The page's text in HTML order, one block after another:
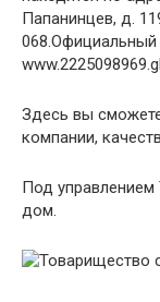
Папанинцев, д.
068.Официальный
Здесь вы
компании,
Под
дом.